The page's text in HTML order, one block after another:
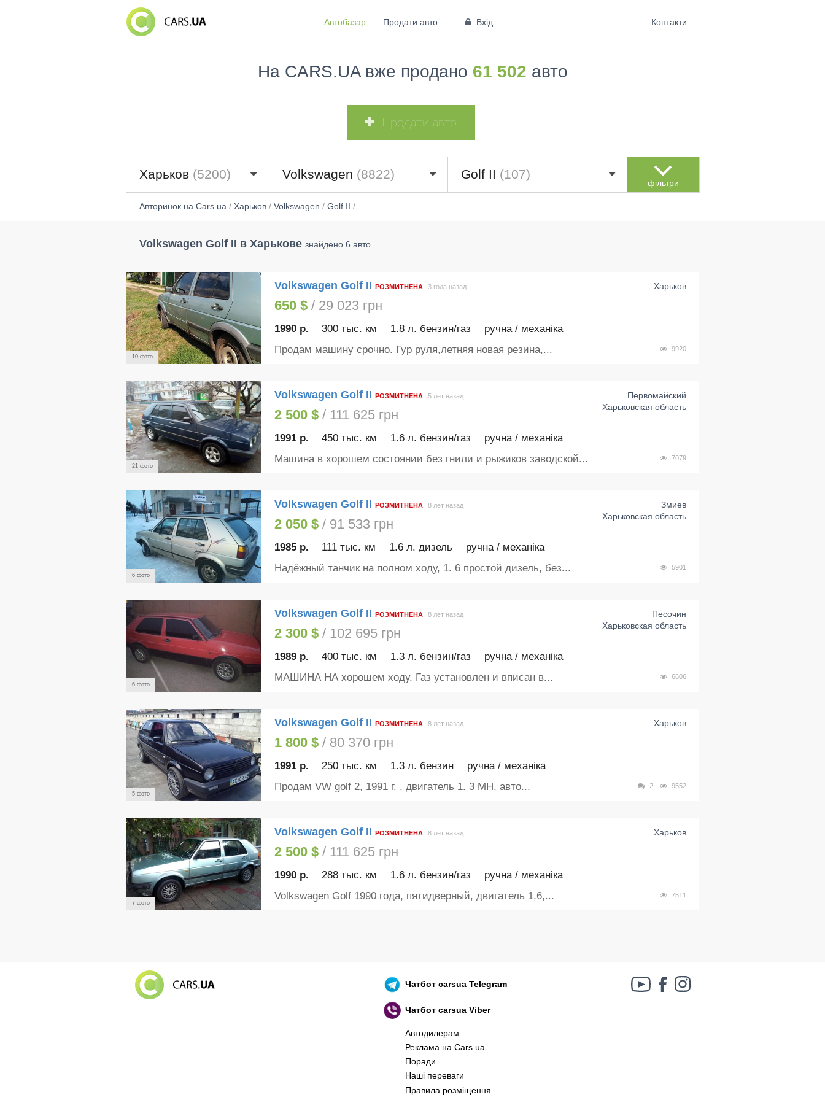
Автобазар Продати авто Вхід Контакти
На CARS.UA вже продано 61 502 авто
Продати авто
Харьков (5200) Volkswagen (8822) Golf II (107)
фільтри
Авторинок на Cars.ua/ Харьков/ Volkswagen / Golf II /
Volkswagen Golf II в Харькове знайдено 6 авто
10 фото
Volkswagen Golf II РОЗМИТНЕНА Харьков
3 года назад
650 $/ 29 023 грн
1990 р. 300 тыс. км 1.8 л. бензин/газ ручна / механіка
9920
Продам машину срочно. Гур руля,летняя новая резина,...
21 фото
Volkswagen Golf II РОЗМИТНЕНА
Первомайский
Харьковская область
5 лет назад
2 500 $/ 111 625 грн
1991 р. 450 тыс. км 1.6 л. бензин/газ ручна / механіка
7079
Машина в хорошем состоянии без гнили и рыжиков заводской...
6 фото
Volkswagen Golf II РОЗМИТНЕНА
Змиев
Харьковская область
8 лет назад
2 050 $/ 91 533 грн
1985 р. 111 тыс. км 1.6 л. дизель ручна / механіка
5901
Надёжный танчик на полном ходу, 1. 6 простой дизель, без...
6 фото
Volkswagen Golf II РОЗМИТНЕНА
Песочин
Харьковская область
8 лет назад
2 300 $/ 102 695 грн
1989 р. 400 тыс. км 1.3 л. бензин/газ ручна / механіка
6606
МАШИНА НА хорошем ходу. Газ установлен и вписан в...
5 фото
Volkswagen Golf II РОЗМИТНЕНА Харьков
8 лет назад
1 800 $/ 80 370 грн
1991 р. 250 тыс. км 1.3 л. бензин ручна / механіка
2 9552
Продам VW golf 2, 1991 г. , двигатель 1. 3 MH, авто...
7 фото
Volkswagen Golf II РОЗМИТНЕНА Харьков
8 лет назад
2 500 $/ 111 625 грн
1990 р. 288 тыс. км 1.6 л. бензин/газ ручна / механіка
7511
Volkswagen Golf 1990 года, пятидверный, двигатель 1,6,...
Чатботcarsua Telegram
Чатботcarsua Viber
Автодилерам
Реклама на Cars.ua
Поради
Наші переваги
Правила розміщення